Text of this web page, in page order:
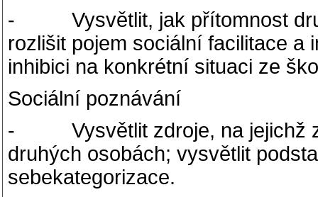
- Vysvětlit, jak přítomnost
rozlišit pojem sociální facilitace a
inhibici na konkrétní situaci ze
Sociální poznávání
- Vysvětlit zdroje, na jejichž
druhých osobách; vysvětlit
sebekategorizace.